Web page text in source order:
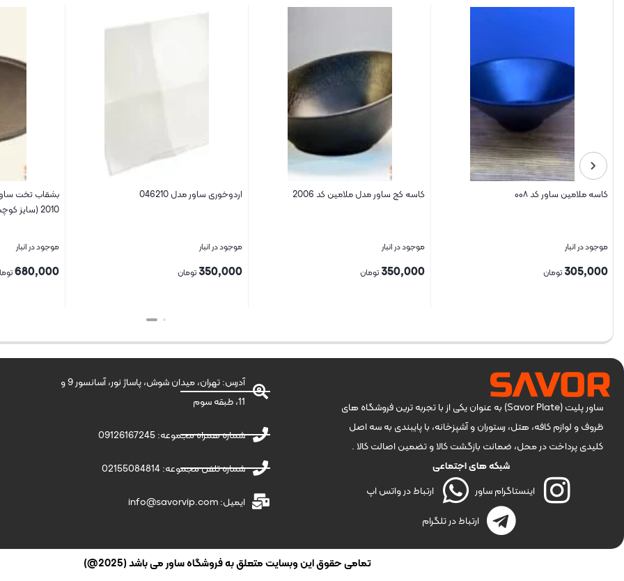
کاسه ملامین ساور کد ۰۰۸
موجود در انبار
305,000 تومان
کاسه کج ساور مدل ملامین کد 2006
موجود در انبار
350,000 تومان
اردوخوری ساور مدل 046210
موجود در انبار
350,000 تومان
بشقاب تخت
2010 (سایز کوچک)
موجود در انبار
680,000
ساور پلیت (Savor Plate) به عنوان یکی از با تجربه ترین فروشگاه های
ظروف و لوازم کافه، هتل، رستوران و آشپزخانه، با پایبندی به سه اصل
کلیدی پرداخت در محل، ضمانت بازگشت کالا و تضمین اصالت کالا .
شبکه های اجتماعی
اینستاگرام ساور
ارتباط در واتس اپ
ارتباط در تلگرام
آدرس: تهران، میدان شوش، پاساژ نور، آسانسور 9 و
11، طبقه سوم
شماره همراه مجموعه: 09126167245
شماره تلفن مجموعه: 02155084814
ایمیل: info@savorvip.com
تمامی حقوق این وبسایت متعلق به فروشگاه ساور می باشد (2025@)